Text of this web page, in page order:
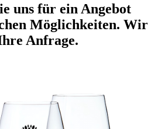
uns für ein Angebot
Möglichkeiten. Wir
Anfrage.